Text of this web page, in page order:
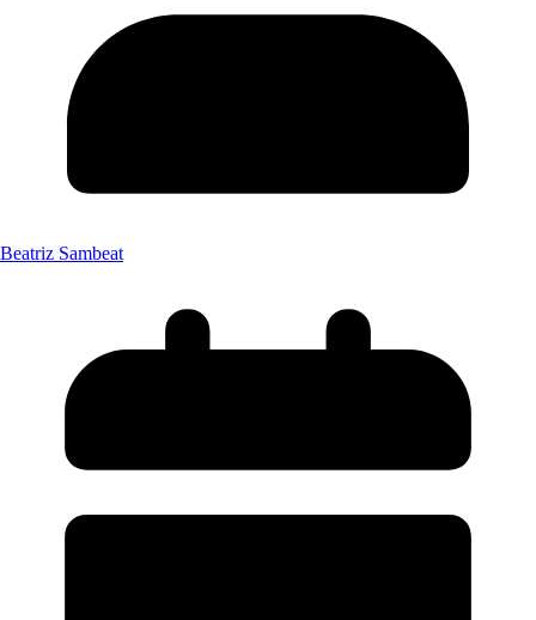
Beatriz Sambeat